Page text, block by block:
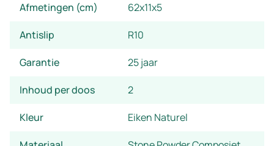
Afmetingen (cm) 62x11x5
Antislip R10
Garantie 25 jaar
Inhoud per doos 2
Kleur Eiken Naturel